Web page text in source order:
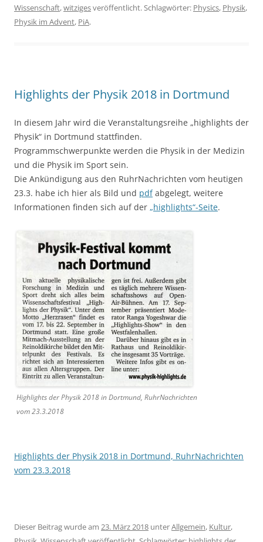
Wissenschaft,witzigesveröffentlicht. Schlagwörter: Physics, Physik,
Physik im Advent, PiA.
Highlights der Physik 2018 in Dortmund
In diesem Jahr wird die Veranstaltungsreihe „highlights der
Physik“ in Dortmund stattfinden.
Programmschwerpunkte werden die Physik in der Medizin
und die Physik im Sport sein.
Die Ankündigung aus den RuhrNachrichten vom heutigen
23.3. habe ich hier als Bild und pdfabgelegt, weitere
Informationen finden sich auf der „highlights“-Seite.
Highlights der Physik 2018 in Dortmund, RuhrNachrichten
vom 23.3.2018
Highlights der Physik 2018 in Dortmund, RuhrNachrichten
vom 23.3.2018
Dieser Beitrag wurde am 23. März 2018 unterAllgemein, Kultur,